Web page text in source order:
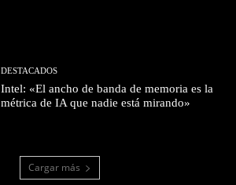
DESTACADOS
Intel: «El ancho de banda de memoria es la
métrica de IA que nadie está mirando»
Cargar más